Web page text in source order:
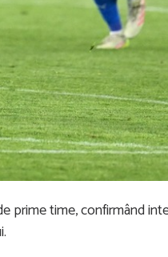
prime time, confirmând